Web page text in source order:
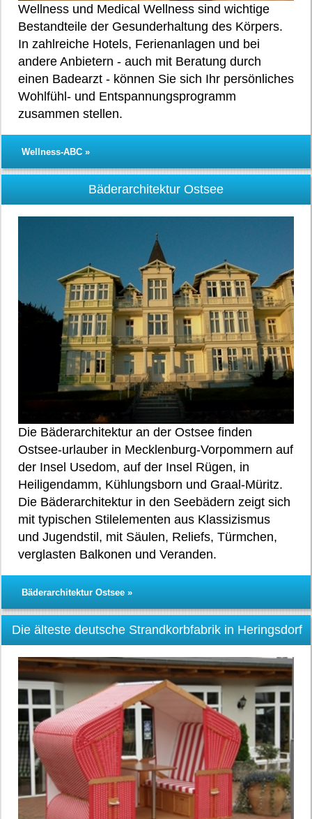
Wellness und Medical Wellness sind wichtige
Bestandteile der Gesunderhaltung des Körpers.
In zahlreiche Hotels, Ferienanlagen und bei
andere Anbietern - auch mit Beratung durch
einen Badearzt - können Sie sich Ihr persönliches
Wohlfühl- und Entspannungsprogramm
zusammen stellen.
Wellness-ABC »
Bäderarchitektur Ostsee
Die Bäderarchitektur an der Ostsee finden
Ostsee-urlauber in Mecklenburg-Vorpommern auf
der Insel Usedom, auf der Insel Rügen, in
Heiligendamm, Kühlungsborn und Graal-Müritz.
Die Bäderarchitektur in den Seebädern zeigt sich
mit typischen Stilelementen aus Klassizismus
und Jugendstil, mit Säulen, Reliefs, Türmchen,
verglasten Balkonen und Veranden.
Bäderarchitektur Ostsee »
Die älteste deutsche Strandkorbfabrik in Heringsdorf